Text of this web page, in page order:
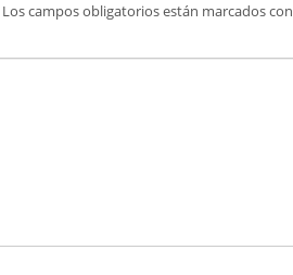
Los campos obligatorios están marcados con